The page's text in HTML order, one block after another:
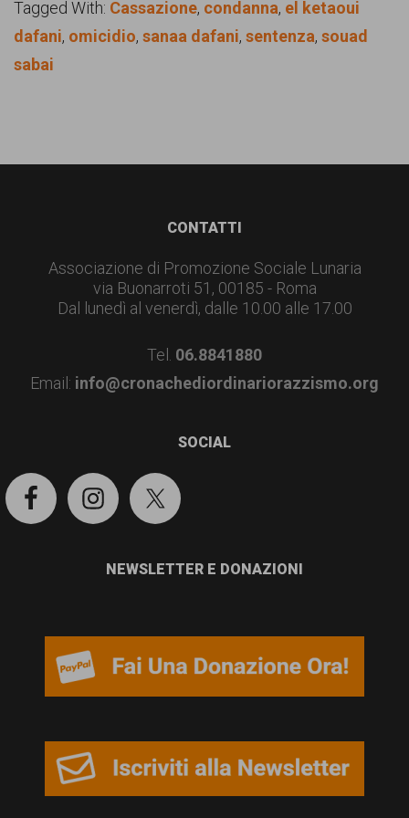
Tagged With: Cassazione, condanna, el ketaoui
dafani, omicidio, sanaa dafani, sentenza, souad
sabai
CONTATTI
Associazione di Promozione Sociale Lunaria
via Buonarroti 51, 00185 - Roma
Dal lunedì al venerdì, dalle 10.00 alle 17.00
Tel. 06.8841880
Email: info@cronachediordinariorazzismo.org
SOCIAL
NEWSLETTER E DONAZIONI